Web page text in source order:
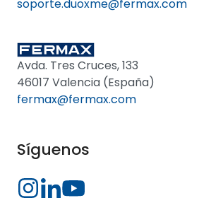
soporte.duoxme@fermax.com
Avda. Tres Cruces, 133
46017 Valencia (España)
fermax@fermax.com
Síguenos